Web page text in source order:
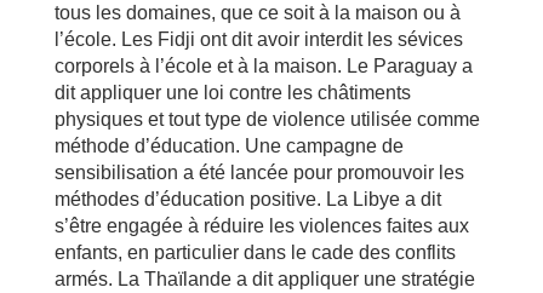
tous les domaines, que ce soit à la maison ou à
l’école. Les Fidji ont dit avoir interdit les sévices
corporels à l’école et à la maison. Le Paraguay a
dit appliquer une loi contre les châtiments
physiques et tout type de violence utilisée comme
méthode d’éducation. Une campagne de
sensibilisation a été lancée pour promouvoir les
méthodes d’éducation positive. La Libye a dit
s’être engagée à réduire les violences faites aux
enfants, en particulier dans le cade des conflits
armés. La Thaïlande a dit appliquer une stratégie